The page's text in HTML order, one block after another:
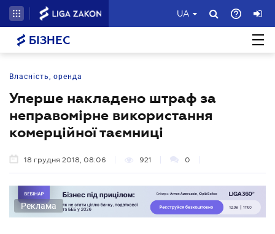
UA
БІЗНЕС
Власність, оренда
Уперше накладено штраф за
неправомірне використання
комерційної таємниці
18 грудня 2018, 08:06 921 0
Реклама